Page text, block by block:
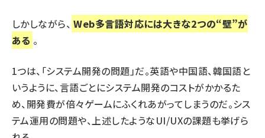
しかしながら、 Web多言語対応には大きな2つの“壁”が
ある 。
1つは、「システム開発の問題」だ。英語や中国語、韓国語と
いうように、言語ごとにシステム開発のコストがかかるた
め、開発費が倍々ゲームにふくれあがってしまうのだ。シス
テム運用の問題や、上述したようなUI/UXの課題も挙げら